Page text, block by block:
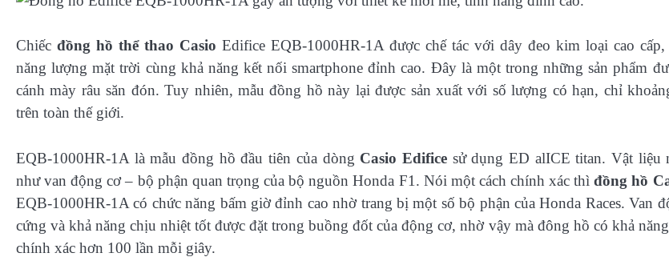
Chiếc đồng hồ thể thao Casio Edifice EQB-1000HR-1A được chế tác với dây đeo kim loại cao
năng lượng mặt trời cùng khả năng kết nối smartphone đỉnh cao. Đây là một trong những sản phẩm
cánh mày râu săn đón. Tuy nhiên, mẫu đồng hồ này lại được sản xuất với số lượng có hạn, chỉ
trên toàn thế giới.
EQB-1000HR-1A là mẫu đồng hồ đầu tiên của dòng Casio Edificesử dụng ED alICE titan. Vật liệu
như van động cơ – bộ phận quan trọng của bộ nguồn Honda F1. Nói một cách chính xác thìđồng hồ
EQB-1000HR-1A có chức năng bấm giờ đỉnh cao nhờ trang bị một số bộ phận của Honda Races. Van
cứng và khả năng chịu nhiệt tốt được đặt trong buồng đốt của động cơ, nhờ vậy mà đông hồ có khả
chính xác hơn 100 lần mỗi giây.